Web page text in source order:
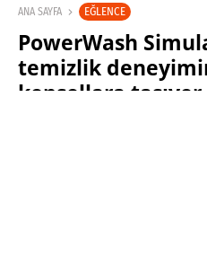
ANA SAYFA EĞLENCE
PowerWash
temizlik
konsollara taşıyor